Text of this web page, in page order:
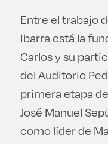
Entre el trabajo
Ibarra está la
Carlos y su
del Auditorio
primera etapa
José Manuel
como líder de